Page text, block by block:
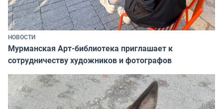
НОВОСТИ
Мурманская Арт-библиотека приглашает к
сотрудничеству художников и фотографов